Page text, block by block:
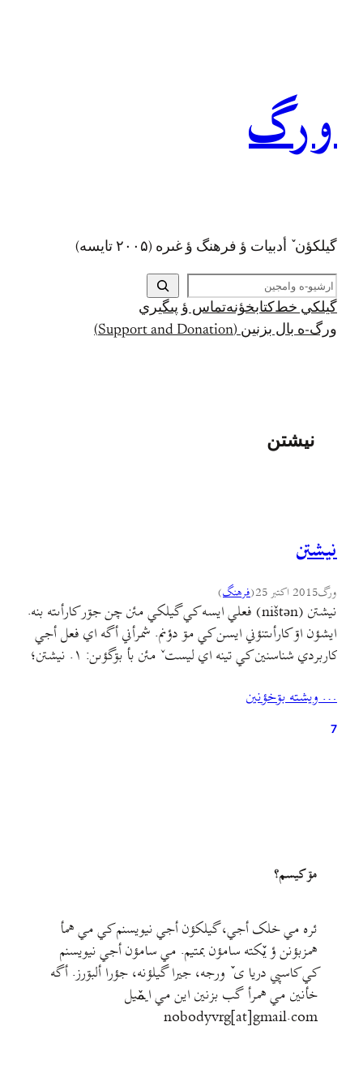
ورگ
گيلکؤن ٚ أدبیات ؤ فرهنگ ؤ غىره (۲۰۰۵ تايسه)
ج
س
ت
ج
گيلکي خط کتابخؤنهتماس ؤ پىگيري
ورگ-ه بال بزنين (Support and Donation)
نيشتن
نيشتن
ورگ2015 اکتبر 25 (فرهنگ)
نيشتن (ništən) فعلي ايسه کي گيلکي مئن چن جۊر کارأىته بنه.
ايشؤن اۊ کارأىتنؤني ايسن کي مۊ دؤنم. شمرأني أگه اي فعل أجي
کاربردي شناسنين کي تينه اي ليستˇ مئن بأ بۊگؤىن: ۱. نيشتن؛
وختي کي شنيم ىک نفرˇ ورجه مهمؤني گۊنيم “بشيم فلان…
… ويشته بۊخؤنين
7
مۊ کيسم؟
ئره مي خلک أجي، گيلکؤن أجي نيويسنم کي مي همأ
همزبؤنن ؤ يٚکته سامؤن بمتيم. مي سامؤن أجي نيويسنم
کي کاسپي دريا ی ٚ ورجه، جيرا گيلؤنه، جؤرا ألبۊرز. أگه
خأنين مي همرأ گب بزنين اين مي ايمٚیل‌ ‌
nobodyvrg[at]gmail.com